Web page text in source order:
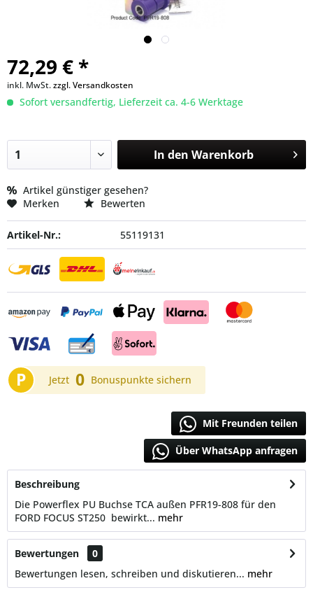
72,29 € *
inkl. MwSt.zzgl. Versandkosten
Sofort versandfertig, Lieferzeit ca. 4-6 Werktage
In den Warenkorb
Artikel günstiger gesehen?
Merken
Bewerten
Artikel-Nr.: 55119131
P Jetzt 0 Bonuspunkte sichern
Mit Freunden teilen
Über WhatsApp anfragen
Beschreibung
Die Powerflex PU Buchse TCA außen PFR19-808 für den
FORD FOCUS ST250 bewirkt... mehr
Bewertungen
0
Bewertungen lesen, schreiben und diskutieren... mehr